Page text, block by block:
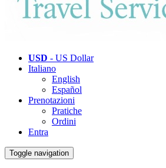
USD - US Dollar
Italiano
English
Español
Prenotazioni
Pratiche
Ordini
Entra
Toggle navigation